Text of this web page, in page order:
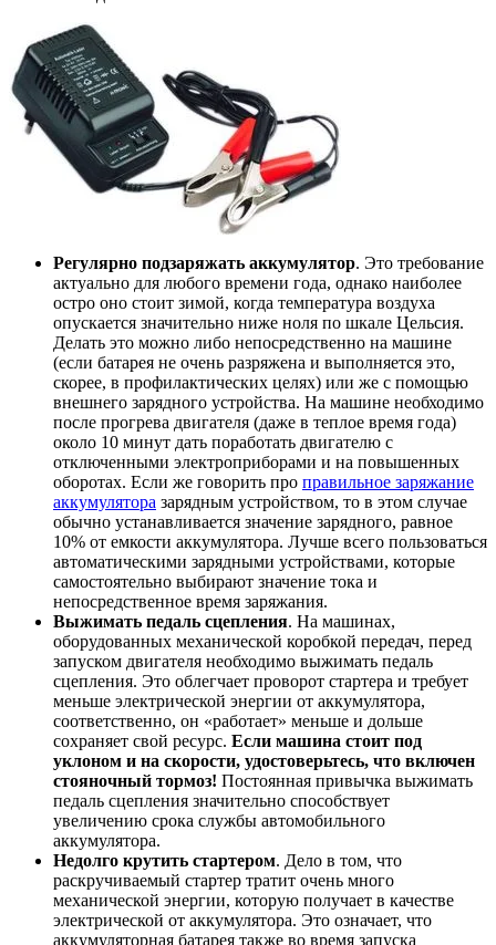
Регулярно подзаряжать аккумулятор. Это требование
актуально для любого времени года, однако наиболее
остро оно стоит зимой, когда температура воздуха
опускается значительно ниже ноля по шкале Цельсия.
Делать это можно либо непосредственно на машине
(если батарея не очень разряжена и выполняется это,
скорее, в профилактических целях) или же с помощью
внешнего зарядного устройства. На машине необходимо
после прогрева двигателя (даже в теплое время года)
около 10 минут дать поработать двигателю с
отключенными электроприборами и на повышенных
оборотах. Если же говорить про правильное заряжание
аккумулятора зарядным устройством, то в этом случае
обычно устанавливается значение зарядного, равное
10% от емкости аккумулятора. Лучше всего пользоваться
автоматическими зарядными устройствами, которые
самостоятельно выбирают значение тока и
непосредственное время заряжания.
Выжимать педаль сцепления. На машинах,
оборудованных механической коробкой передач, перед
запуском двигателя необходимо выжимать педаль
сцепления. Это облегчает проворот стартера и требует
меньше электрической энергии от аккумулятора,
соответственно, он «работает» меньше и дольше
сохраняет свой ресурс. Если машина стоит под
уклоном и на скорости, удостоверьтесь, что включен
стояночный тормоз! Постоянная привычка выжимать
педаль сцепления значительно способствует
увеличению срока службы автомобильного
аккумулятора.
Недолго крутить стартером. Дело в том, что
раскручиваемый стартер тратит очень много
механической энергии, которую получает в качестве
электрической от аккумулятора. Это означает, что
аккумуляторная батарея также во время запуска